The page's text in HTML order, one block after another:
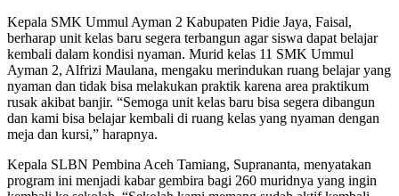
Kepala SMK Ummul Ayman 2 Kabupaten Pidie Jaya, Faisal,
berharap unit kelas baru segera terbangun agar siswa dapat belajar
kembali dalam kondisi nyaman. Murid kelas 11 SMK Ummul
Ayman 2, Alfrizi Maulana, mengaku merindukan ruang belajar yang
nyaman dan tidak bisa melakukan praktik karena area praktikum
rusak akibat banjir. “Semoga unit kelas baru bisa segera dibangun
dan kami bisa belajar kembali di ruang kelas yang nyaman dengan
meja dan kursi,” harapnya.
Kepala SLBN Pembina Aceh Tamiang, Suprananta, menyatakan
program ini menjadi kabar gembira bagi 260 muridnya yang ingin